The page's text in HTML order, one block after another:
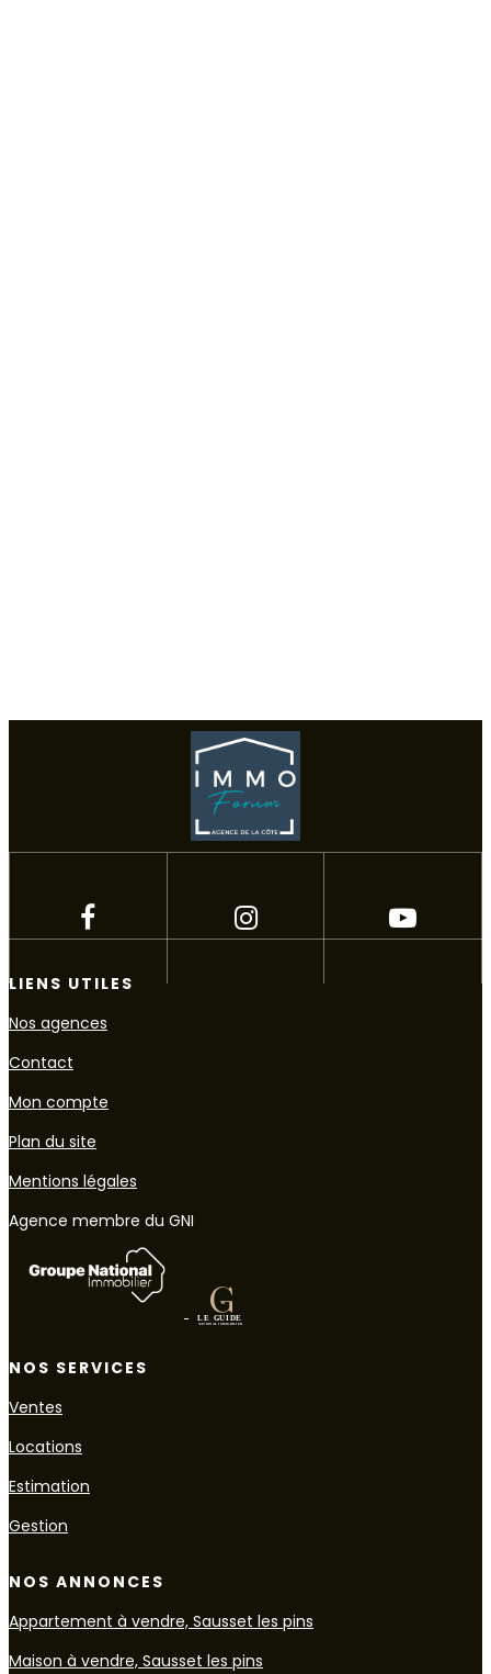
LIENS UTILES
Nos agences
Contact
Mon compte
Plan du site
Mentions légales
Agence membre du GNI
NOS SERVICES
Ventes
Locations
Estimation
Gestion
NOS ANNONCES
Appartement à vendre, Sausset les pins
Maison à vendre, Sausset les pins